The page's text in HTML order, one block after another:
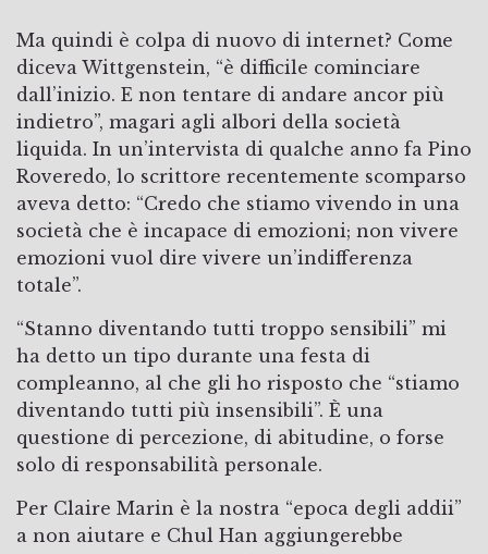
Ma quindi è colpa di nuovo di internet? Come
diceva Wittgenstein, “è difficile cominciare
dall’inizio. E non tentare di andare ancor più
indietro”, magari agli albori della società
liquida. In un’intervista di qualche anno fa Pino
Roveredo, lo scrittore recentemente scomparso
aveva detto: “Credo che stiamo vivendo in una
società che è incapace di emozioni; non vivere
emozioni vuol dire vivere un’indifferenza
totale”.
“Stanno diventando tutti troppo sensibili” mi
ha detto un tipo durante una festa di
compleanno, al che gli ho risposto che “stiamo
diventando tutti più insensibili”. È una
questione di percezione, di abitudine, o forse
solo di responsabilità personale.
Per Claire Marin è la nostra “epoca degli addii”
a non aiutare e Chul Han aggiungerebbe